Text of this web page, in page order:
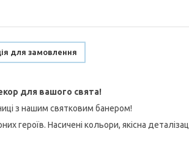
для замовлення
для вашого свята!
з нашим святковим банером!
героїв. Насичені кольори, якісна